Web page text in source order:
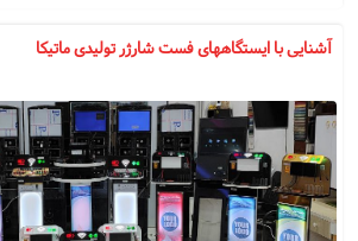
بیمارستانها و مراکز درمانی افزایش یافته است
آشنایی با ایستگاههای فست شارژر تولیدی ماتیکا